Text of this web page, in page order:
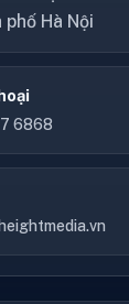
phố Hà Nội
6868